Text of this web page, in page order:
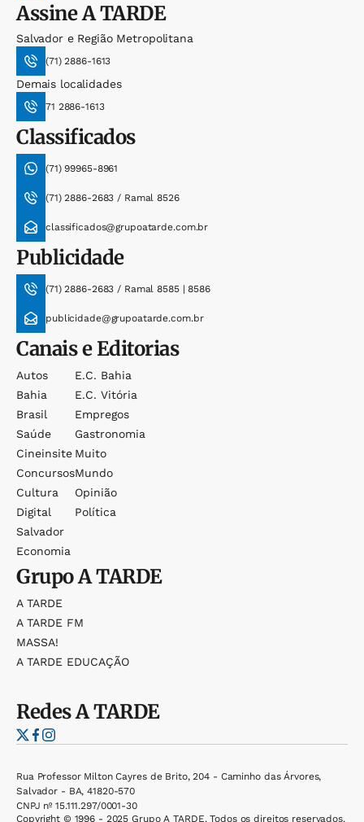
AssineA TARDE
Salvador e Região Metropolitana
(71) 2886-1613
Demais localidades
71 2886-1613
Classificados
(71) 99965-8961
(71) 2886-2683 / Ramal 8526
classificados@grupoatarde.com.br
Publicidade
(71) 2886-2683 / Ramal 8585 | 8586
publicidade@grupoatarde.com.br
Canais e Editorias
Autos
Bahia
Brasil
Saúde
Cineinsite
Concursos
Cultura
Digital
Salvador
Economia
E.c. Bahia
E.c. Vitória
Empregos
Gastronomia
Muito
Mundo
Opinião
Política
GrupoA TARDE
A TARDE
A TARDE FM
MASSA!
A TARDE EDUCAÇÃO
RedesA TARDE
Rua Professor Milton Cayres de Brito, 204 - Caminho das Árvores,
Salvador - BA, 41820-570
CNPJ nº 15.111.297/0001-30
Copyright © 1996 - 2025 Grupo A TARDE. Todos os direitos reservados.